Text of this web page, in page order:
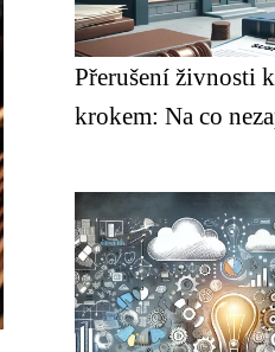
Přerušení živnosti
krokem: Na co